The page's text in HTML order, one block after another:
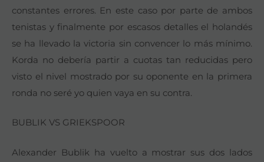
constantes errores. En este caso por parte de ambos
tenistas y finalmente por escasos detalles el holandés
se ha llevado la victoria sin convencer lo más mínimo.
Korda no debería partir a cuotas tan reducidas pero
visto el nivel mostrado por su oponente en la primera
ronda no seré yo quien vaya en su contra.
BUBLIK VS GRIEKSPOOR
Alexander Bublik ha vuelto a mostrar sus dos lados